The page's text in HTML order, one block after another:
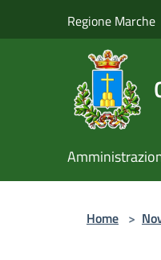
Regione Marche
Home >